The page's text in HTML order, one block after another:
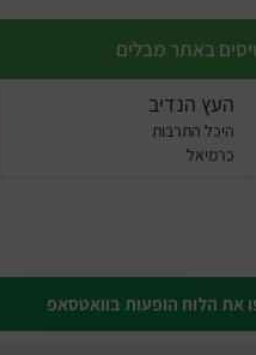
באתר מבלים
העץ הנדיב
היכל התרבות
כרמיאל
את הלוח הופעות בוואטסאפ